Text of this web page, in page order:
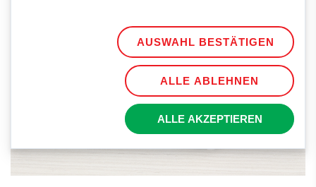
AUSWAHL BESTÄTIGEN
ALLE ABLEHNEN
ALLE AKZEPTIEREN